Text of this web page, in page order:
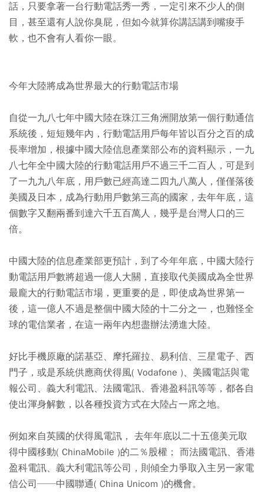
話，只要拿著一台行動電話秀一秀，一定引來不少人的側
目，甚至還有人說你臭屁，但如今就算你講話講到嘴痠手
軟，也不會有人看你一眼。
今年大陸將成為世界最大的行動電話市場
自從一九八七年中國大陸在珠江三角洲開放第一個行動通信
系統後，短短幾年內，行動電話用戶每年皆以百分之百的成
長率增加，根據中國大陸信息產業部公布的資料顯示，一九
八七年全中國大陸的行動電話用戶不過三千二百人，可是到
了一九九八年底，用戶數已經高達二四九八萬人，僅僅落後
美國及日本，成為行動用戶數第三高的國家，去年年底，這
個數字又翻兩番到達六千五百萬人，幾乎是台灣人口的三
倍。
中國大陸的信息產業部更預計，到了今年年底，中國大陸行
動電話用戶數將超過一億人大關，直接取代美國成為全世界
最龐大的行動電話市場，更重要的是，即使成為世界第一
後，這一億人不過是整個中國大陸的十二分之一，也難怪全
球的電信業者，在這一兩年內想盡辦法湧進大陸。
好比手機原廠的諾基亞、摩托羅拉、易利信、三星電子、西
門子，或是系統供應商伏得風( Vodafone )、美國電話與電
報公司、義大利電訊、法國電訊、香港盈科訊等等，都各自
使出渾身解數，以各種投資方式在大陸占一席之地。
例如來自英國的伏得風電訊， 去年年底以二十五億美元取
得中國移動( ChinaMobile )的二％股權； 而法國電訊、香港
盈科電訊、義大利電訊等公司，則傾全力爭取入主另一家電
信公司──中國聯通( China Unicom )的機會。